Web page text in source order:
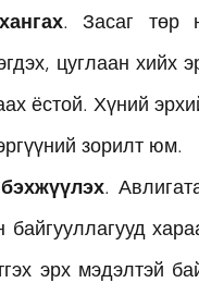
. Засаг төр
цуглаан хийх
ёстой. Хүний
зорилт юм.
.
эрх мэдэлтэй